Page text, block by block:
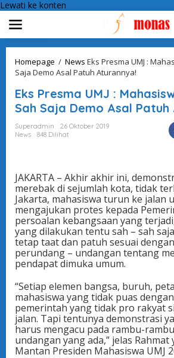
Lewati ke konten
Homepage / News Eks Presma UMJ :
Saja Demo Asal Patuh Aturannya!
Eks Presma UMJ :
Sah Saja Demo Asal
Superadmin
26 Oktober 2019
News
848 Dilihat
JAKARTA – Akhir akhir ini,
merebak di sejumlah kota, tidak
Jakarta, mahasiswa turun ke jalan
mengajukan protes kepada
persoalan kebangsaan yang
yang dilakukan tentu sah – sah
tetap taat dan patuh sesuai
perundang – undangan tentang
pendapat dimuka umum.
“Setiap elemen bangsa, buruh,
mahasiswa yang tidak puas
pemerintah yang tidak pro rakyat
jalan. Tapi tentunya demonstrasi
harus mengacu pada rambu-
undangan yang ada,” jelas Rahmat
Mantan Presiden Mahasiswa UMJ